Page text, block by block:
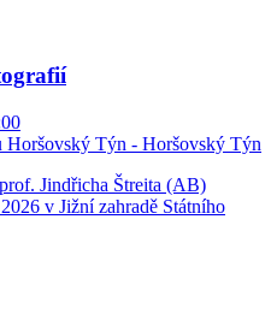
Horšovský Týn - Horšovský Týn
Jindřicha Štreita (AB)
v Jižní zahradě Státního